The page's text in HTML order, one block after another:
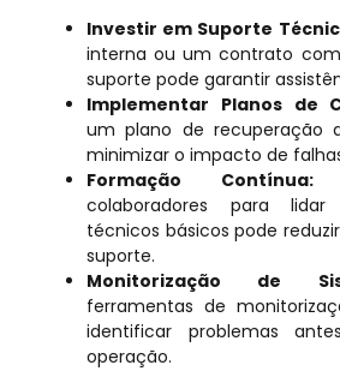
Investir em Suporte
interna ou um contrato
suporte pode garantir
Implementar Planos de
um plano de recuperação
minimizar o impacto de
Formação Contínua:
colaboradores para
técnicos básicos pode
suporte.
Monitorização de
ferramentas de
identificar problemas
operação.